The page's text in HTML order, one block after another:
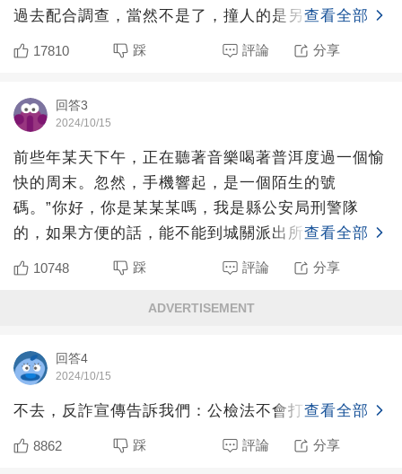
過去配合調查，當然不是了，撞人的是另外一個品牌
的豪車，套牌了，
查看全部
17810 踩 評論 分享
回答3
2024/10/15
前些年某天下午，正在聽著音樂喝著普洱度過一個愉
快的周末。忽然，手機響起，是一個陌生的號
碼。”你好，你是某某某嗎，我是縣公安局刑警隊
的，如果方便的話，能不能到城關派出所來一
趟。“一聽”公安局“三個字，我
查看全部
10748 踩 評論 分享
ADVERTISEMENT
回答4
2024/10/15
不去，反詐宣傳告訴我們：公檢法不會打電話辦案。
查看全部
8862 踩 評論 分享